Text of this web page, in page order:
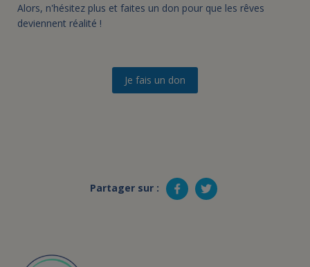
Alors, n'hésitez plus et faites un don pour que les rêves
deviennent réalité !
Je fais un don
Partager sur :